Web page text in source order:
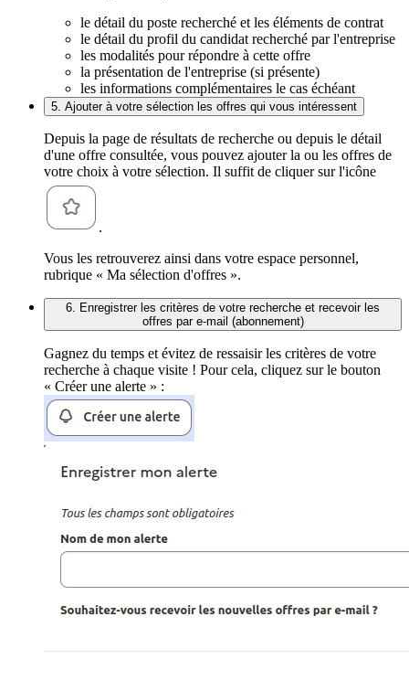
le détail du poste recherché et les éléments de contrat
le détail du profil du candidat recherché par l'entreprise
les modalités pour répondre à cette offre
la présentation de l'entreprise (si présente)
les informations complémentaires le cas échéant
5. Ajouter à votre sélection les offres qui vous intéressent
Depuis la page de résultats de recherche ou depuis le détail
d'une offre consultée, vous pouvez ajouter la ou les offres de
votre choix à votre sélection. Il suffit de cliquer sur l'icône
.
Vous les retrouverez ainsi dans votre espace personnel,
rubrique « Ma sélection d'offres ».
6. Enregistrer les critères de votre recherche et recevoir les
offres par e-mail (abonnement)
Gagnez du temps et évitez de ressaisir les critères de votre
recherche à chaque visite ! Pour cela, cliquez sur le bouton
« Créer une alerte » :